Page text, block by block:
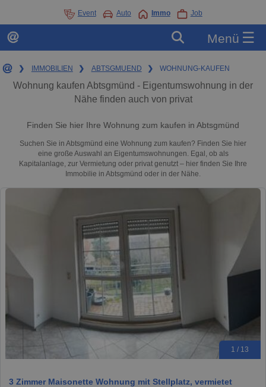
Event Auto Immo Job
Menü ☰
❯ IMMOBILIEN ❯ ABTSGMUEND ❯ WOHNUNG-KAUFEN
Wohnung kaufen Abtsgmünd - Eigentumswohnung in der
Nähe finden auch von privat
Finden Sie hier Ihre Wohnung zum kaufen in Abtsgmünd
Suchen Sie in Abtsgmünd eine Wohnung zum kaufen? Finden Sie hier
eine große Auswahl an Eigentumswohnungen. Egal, ob als
Kapitalanlage, zur Vermietung oder privat genutzt – hier finden Sie Ihre
Immobilie in Abtsgmünd oder in der Nähe.
1 / 13
3 Zimmer Maisonette Wohnung mit Stellplatz, vermietet